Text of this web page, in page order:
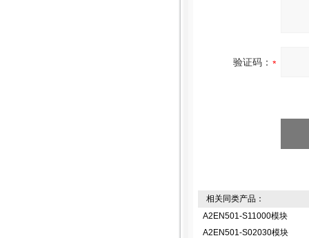
验证码：
相关同类产品：
A2EN501-S11000模块
A2EN501-S02030模块